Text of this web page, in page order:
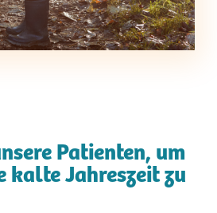
Patienten, um
kalte Jahreszeit zu